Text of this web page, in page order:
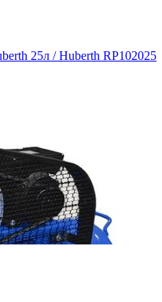
25л / Huberth RP102025